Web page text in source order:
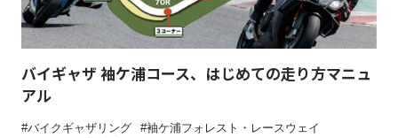
バイギャザ 袖ケ浦コース、はじめての走り方マニュ
アル
バイクギャザリング
袖ケ浦フォレスト・レースウェイ